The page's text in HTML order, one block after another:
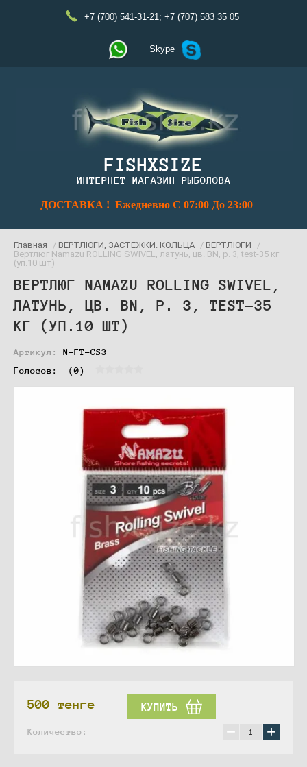
+7 (700) 541-31-21; +7 (707) 583 35 05
Skype
FISHXSIZE
ИНТЕРНЕТ МАГАЗИН РЫБОЛОВА
ДОСТАВКА ! Ежедневно С 07:00 До 23:00
Главная / ВЕРТЛЮГИ, ЗАСТЕЖКИ. КОЛЬЦА / ВЕРТЛЮГИ
/
Вертлюг Namazu ROLLING SWIVEL, латунь, цв. BN, р. 3, test-35 кг
(уп.10 шт)
ВЕРТЛЮГ NAMAZU ROLLING SWIVEL,
ЛАТУНЬ, ЦВ. BN, Р. 3, TEST-35
КГ (УП.10 ШТ)
Артикул:
N-FT-CS3
Голосов: (0)
500 тенге КУПИТЬ
Количество: − +